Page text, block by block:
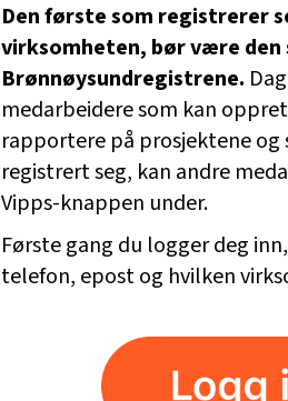
Den første som registrerer
virksomheten, bør være
Brønnøysundregistrene.
medarbeidere som kan
rapportere på prosjektene og
registrert seg, kan andre
Vipps-knappen under.
Første gang du logger deg
telefon, epost og hvilken